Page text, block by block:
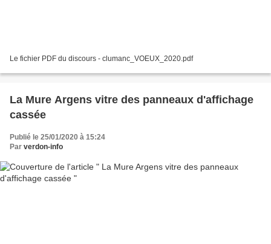
Le fichier PDF du discours - clumanc_VOEUX_2020.pdf
La Mure Argens vitre des panneaux d'affichage
cassée
Publié le 25/01/2020 à 15:24
Par verdon-info